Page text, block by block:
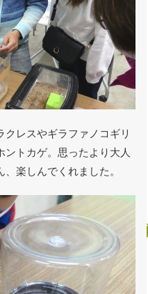
レスやギラファノコギリ
トカゲ。思ったより大人
楽しんでくれました。